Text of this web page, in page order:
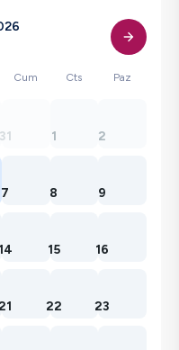
Cum Cts Paz
31 1 2
7 8 9
14 15 16
22 23